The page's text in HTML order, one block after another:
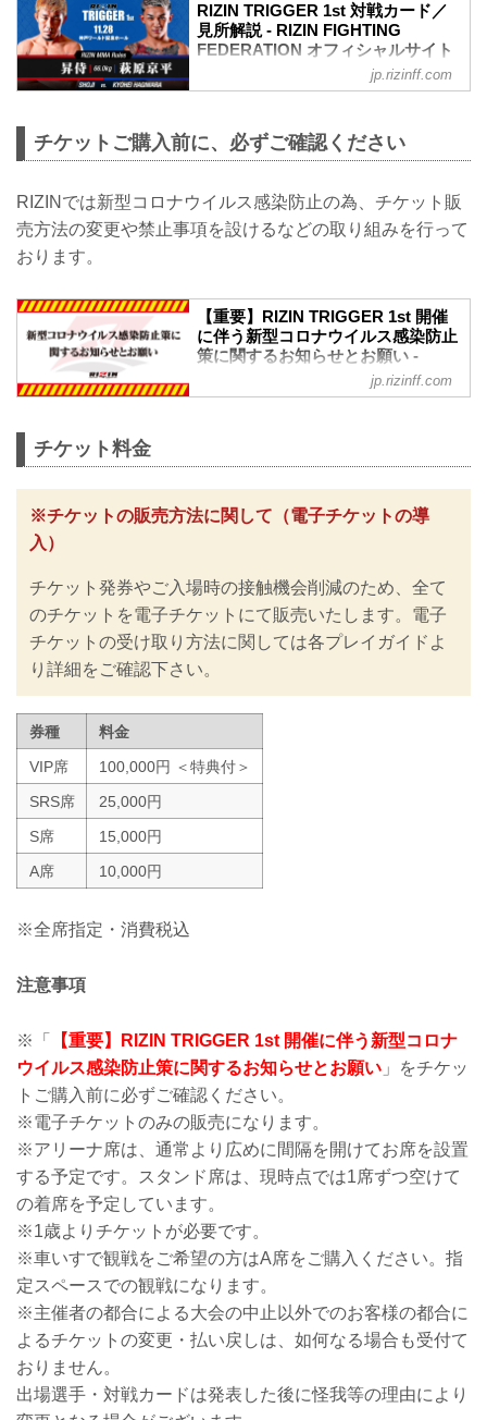
RIZIN TRIGGER 1st 対戦カード／
見所解説 - RIZIN FIGHTING
FEDERATION オフィシャルサイト
スペシャルワンマッチ／昇侍 vs. 萩原京
昇侍 vs. 萩原京平
RIZIN TRIGGER 1st 大会情報
- RIZIN FIGHTING FEDERATION オフィ
シャルサイト
RIZIN TRIGGERとは
ここから何かが始まる、新しいスターが
誕生する、という思いが込められた
「RIZIN T...
jp.rizinff.com
チケットご購入前に、必ずご確認ください
RIZINでは新型コロナウイルス感染防止の為、チケット販
売方法の変更や禁止事項を設けるなどの取り組みを行って
おります。
【重要】RIZIN TRIGGER 1st 開催
に伴う新型コロナウイルス感染防止
策に関するお知らせとお願い -
RIZIN FIGHTING FEDERATION オ
フィシャルサイト
い。
RIZINではイベント開催に際し、日本スポ
ーツ協会が作成した「スポーツイベント
の再開に向けた感染拡大予防ガイドライ
入退場規制の実施、また禁止事項を設け
るなど、新たな取り組みを行いますので
ご案内いたします。
皆さまには大変ご不便をおかけいたしま
すが、安心してご来場・ご観戦いただけ
ますよう努めてまいりますので、何卒ご
理解とご協力のほどよろしくお願いいた
※なおこ...
jp.rizinff.com
チケット料金
※チケットの販売方法に関して（電子チケットの導
入）
チケット発券やご入場時の接触機会削減のため、全て
のチケットを電子チケットにて販売いたします。電子
チケットの受け取り方法に関しては各プレイガイドよ
り詳細をご確認下さい。
券種
料金
VIP席
100,000円 ＜特典付＞
SRS席
25,000円
S席
15,000円
A席
10,000円
※全席指定・消費税込
注意事項
※「
【重要】RIZIN TRIGGER 1st 開催に伴う新型コロナ
ウイルス感染防止策に関するお知らせとお願い 」をチケッ
トご購入前に必ずご確認ください。
※電子チケットのみの販売になります。
※アリーナ席は、通常より広めに間隔を開けてお席を設置
する予定です。スタンド席は、現時点では1席ずつ空けて
の着席を予定しています。
※1歳よりチケットが必要です。
※車いすで観戦をご希望の方はA席をご購入ください。指
定スペースでの観戦になります。
※主催者の都合による大会の中止以外でのお客様の都合に
よるチケットの変更・払い戻しは、如何なる場合も受付て
おりません。
出場選手・対戦カードは発表した後に怪我等の理由により